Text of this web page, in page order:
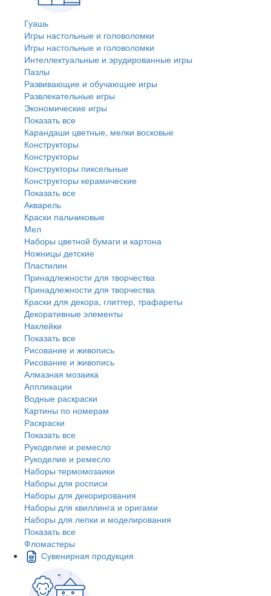
Гуашь
Игры настольные и головоломки
Игры настольные и головоломки
Интеллектуальные и эрудированные игры
Пазлы
Развивающие и обучающие игры
Развлекательные игры
Экономические игры
Показать все
Карандаши цветные, мелки восковые
Конструкторы
Конструкторы
Конструкторы пиксельные
Конструкторы керамические
Показать все
Акварель
Краски пальчиковые
Мел
Наборы цветной бумаги и картона
Ножницы детские
Пластилин
Принадлежности для творчества
Принадлежности для творчества
Краски для декора, глиттер, трафареты
Декоративные элементы
Наклейки
Показать все
Рисование и живопись
Рисование и живопись
Алмазная мозаика
Аппликации
Водные раскраски
Картины по номерам
Раскраски
Показать все
Рукоделие и ремесло
Рукоделие и ремесло
Наборы термомозаики
Наборы для росписи
Наборы для декорирования
Наборы для квиллинга и оригами
Наборы для лепки и моделирования
Показать все
Фломастеры
Сувенирная продукция